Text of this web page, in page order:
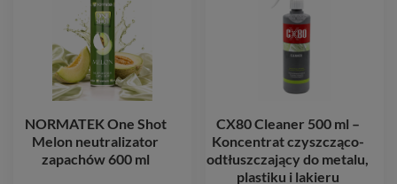
NORMATEK One Shot
Melon neutralizator
zapachów 600 ml
CX80 Cleaner 500 ml –
Koncentrat czyszcząco-
odtłuszczający do metalu,
plastiku i lakieru